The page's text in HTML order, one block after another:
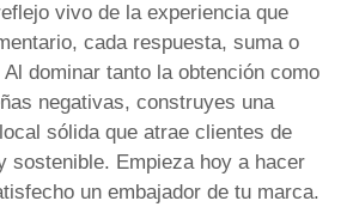
vivo de la experiencia que
cada respuesta, suma o
dominar tanto la obtención como
negativas, construyes una
sólida que atrae clientes de
sostenible. Empieza hoy a hacer
un embajador de tu marca.